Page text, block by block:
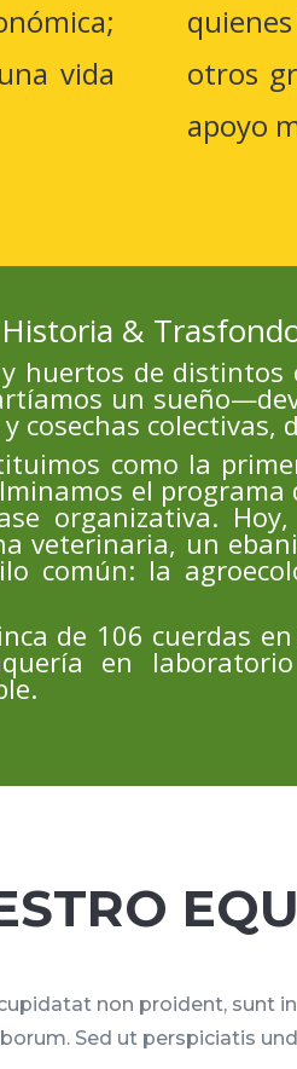
vida
otros
apoyo
Historia &
huertos de
un
cosechas
como la
el
organizativa.
veterinaria, un
común: la
de 106 cuerdas
en
non proident, sunt
Sed ut perspiciatis